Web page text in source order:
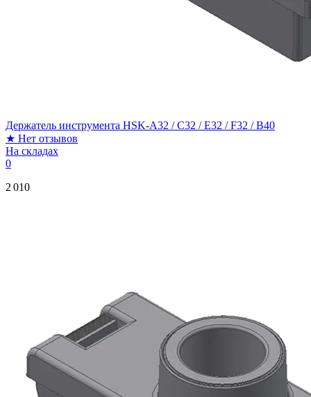
Держатель инструмента HSK-A32 / C32 / E32 / F32 / B40
★ Нет отзывов
На складах
0
2 010